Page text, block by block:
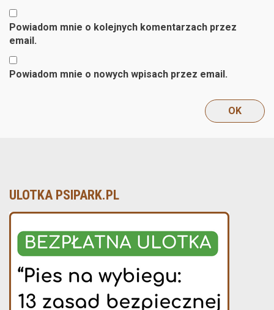
Powiadom mnie o kolejnych komentarzach przez
email.
Powiadom mnie o nowych wpisach przez email.
ULOTKA PSIPARK.PL